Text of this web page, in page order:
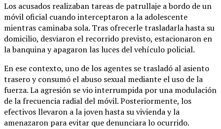
Los acusados realizaban tareas de patrullaje a bordo de un
móvil oficial cuando interceptaron a la adolescente
mientras caminaba sola. Tras ofrecerle trasladarla hasta su
domicilio, desviaron el recorrido previsto, estacionaron en
la banquina y apagaron las luces del vehículo policial.
En ese contexto, uno de los agentes se trasladó al asiento
trasero y consumó el abuso sexual mediante el uso de la
fuerza. La agresión se vio interrumpida por una modulación
de la frecuencia radial del móvil. Posteriormente, los
efectivos llevaron a la joven hasta su vivienda y la
amenazaron para evitar que denunciara lo ocurrido.